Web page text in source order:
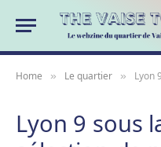
Home » Le quartier » Lyon 9
Lyon 9 sous